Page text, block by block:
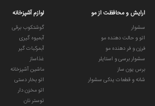
ارایش و محافظت از مو
سشوار
اتو و حالت دهنده مو
فرزن و فر دهنده مو
سشوار برسی و استایلر
برس یون ساز
شانه و قطعات یدکی سشوار
لوازم آشپزخانه
گوشتکوب برقی
آبمیوه گیری
آبمرکبات گیر
غذاساز
ماشین آشپزخانه
اتو بخار دستی
اتو مخزن دار
توستر نان